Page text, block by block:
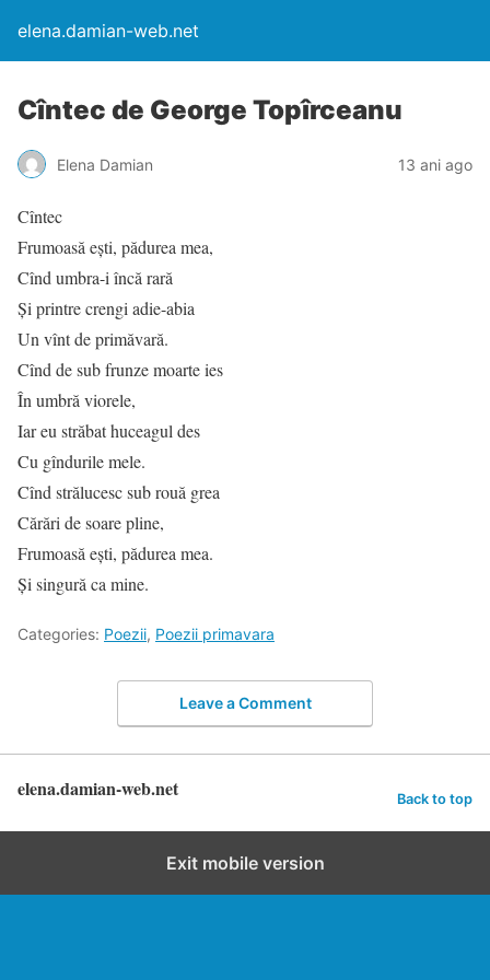
elena.damian-web.net
Cîntec de George Topîrceanu
Elena Damian 13 ani ago
Cîntec
Frumoasă eşti, pădurea mea,
Cînd umbra-i încă rară
Şi printre crengi adie-abia
Un vînt de primăvară.
Cînd de sub frunze moarte ies
În umbră viorele,
Iar eu străbat huceagul des
Cu gîndurile mele.
Cînd strălucesc sub rouă grea
Cărări de soare pline,
Frumoasă eşti, pădurea mea.
Şi singură ca mine.
Categories: Poezii, Poezii primavara
Leave a Comment
elena.damian-web.net Back to top
Exit mobile version